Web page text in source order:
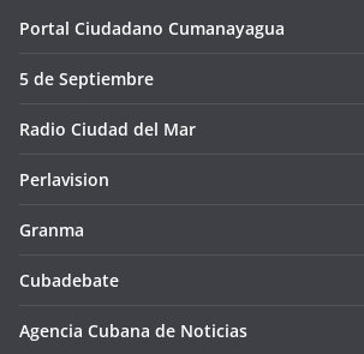
Portal Ciudadano Cumanayagua
5 de Septiembre
Radio Ciudad del Mar
Perlavision
Granma
Cubadebate
Agencia Cubana de Noticias